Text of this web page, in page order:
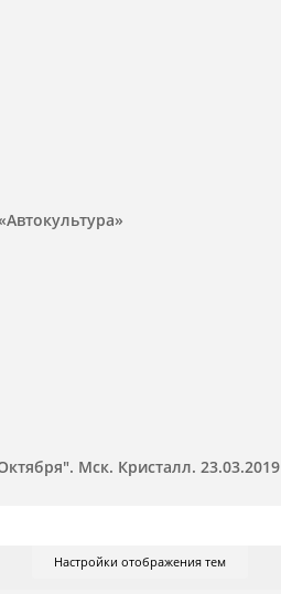
Мск. Кристалл. 23.03.2019
Настройки отображения тем